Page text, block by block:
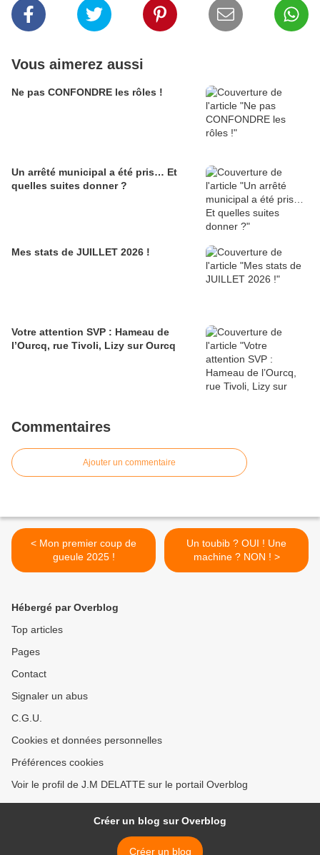
Vous aimerez aussi
Ne pas CONFONDRE les rôles !
Un arrêté municipal a été pris… Et
quelles suites donner ?
Mes stats de JUILLET 2026 !
Votre attention SVP : Hameau de
l’Ourcq, rue Tivoli, Lizy sur Ourcq
Commentaires
Ajouter un commentaire
< Mon premier coup de
gueule 2025 !
Un toubib ? OUI ! Une
machine ? NON ! >
Hébergé par Overblog
Top articles
Pages
Contact
Signaler un abus
C.G.U.
Cookies et données personnelles
Préférences cookies
Voir le profil de J.M DELATTE sur le portail Overblog
Créer un blog sur Overblog
Créer un blog